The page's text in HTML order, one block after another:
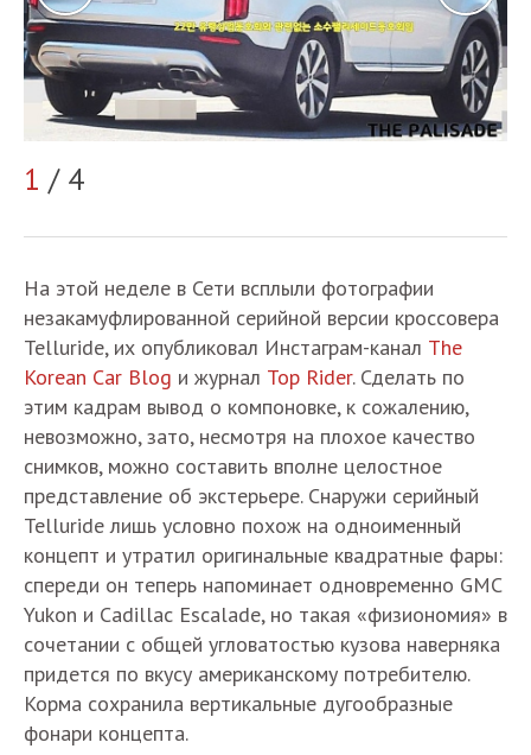
1 / 4
На этой неделе в Сети всплыли фотографии
незакамуфлированной серийной версии кроссовера
Telluride, их опубликовал Инстаграм-канал The
Korean Car Blog и журнал Top Rider. Сделать по
этим кадрам вывод о компоновке, к сожалению,
невозможно, зато, несмотря на плохое качество
снимков, можно составить вполне целостное
представление об экстерьере. Снаружи серийный
Telluride лишь условно похож на одноименный
концепт и утратил оригинальные квадратные фары:
спереди он теперь напоминает одновременно GMC
Yukon и Cadillac Escalade, но такая «физиономия» в
сочетании с общей угловатостью кузова наверняка
придется по вкусу американскому потребителю.
Корма сохранила вертикальные дугообразные
фонари концепта.